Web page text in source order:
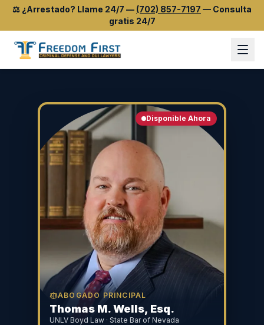
⚖️ ¿Arrestado? Llame 24/7 — (702) 857-7197 — Consulta
gratis 24/7
ABOGADO PRINCIPAL
Thomas M. Wells, Esq.
UNLV Boyd Law · State Bar of Nevada
Disponible Ahora